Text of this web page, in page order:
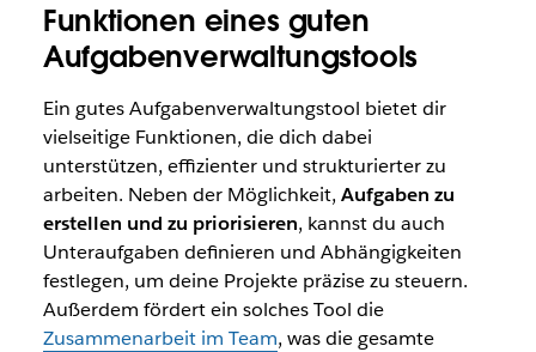
Funktionen eines guten
Aufgabenverwaltungstools
Ein gutes Aufgabenverwaltungstool bietet dir
vielseitige Funktionen, die dich dabei
unterstützen, effizienter und strukturierter zu
arbeiten. Neben der Möglichkeit, Aufgaben zu
erstellen und zu priorisieren, kannst du auch
Unteraufgaben definieren und Abhängigkeiten
festlegen, um deine Projekte präzise zu steuern.
Außerdem fördert ein solches Tool die
Zusammenarbeit im Team, was die gesamte